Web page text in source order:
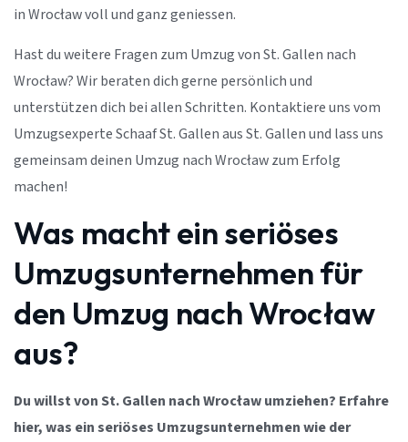
in Wrocław voll und ganz geniessen.
Hast du weitere Fragen zum Umzug von St. Gallen nach
Wrocław? Wir beraten dich gerne persönlich und
unterstützen dich bei allen Schritten. Kontaktiere uns vom
Umzugsexperte Schaaf St. Gallen aus St. Gallen und lass uns
gemeinsam deinen Umzug nach Wrocław zum Erfolg
machen!
Was macht ein seriöses
Umzugsunternehmen für
den Umzug nach Wrocław
aus?
Du willst von St. Gallen nach Wrocław umziehen? Erfahre
hier, was ein seriöses Umzugsunternehmen wie der